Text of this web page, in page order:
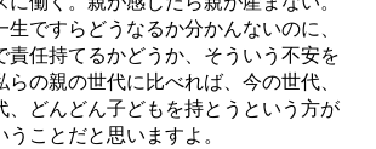
ですらどうなるか分かんないのに、
責任持てるかどうか、そういう不安を
の親の世代に比べれば、今の世代、
、どんどん子どもを持とうという方が
ことだと思いますよ。